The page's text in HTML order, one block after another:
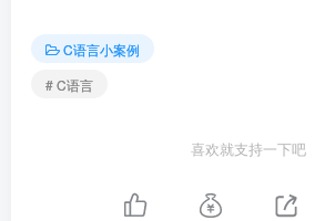
C语言小案例
# C语言
喜欢就支持一下吧